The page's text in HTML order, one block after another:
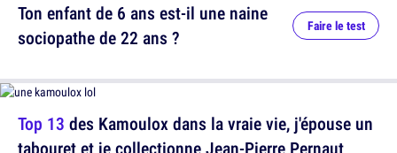
Ton enfant de 6 ans est-il une naine
sociopathe de 22 ans ?
Faire le test
Top 13 des Kamoulox dans la vraie vie, j'épouse un
tabouret et je collectionne Jean-Pierre Pernaut